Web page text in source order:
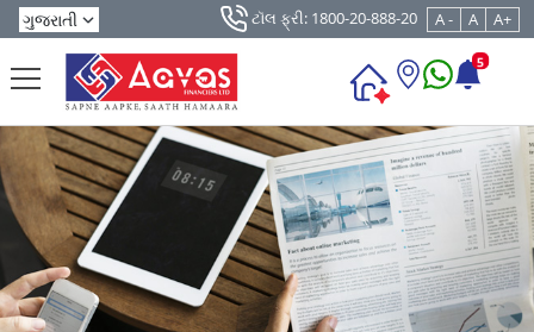
ટૉલ ફ્રી: 1800-20-888-20 A - A A+
5